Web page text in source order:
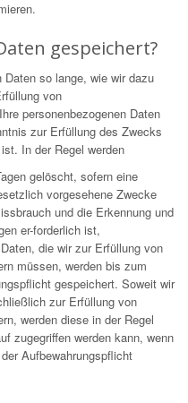
gespeichert?
so lange, wie wir dazu
von
personenbezogenen Daten
zur Erfüllung des Zwecks
In der Regel werden
gelöscht, sofern eine
vorgesehene Zwecke
und die Erkennung und
er-forderlich ist,
die wir zur Erfüllung von
müssen, werden bis zum
gespeichert. Soweit wir
zur Erfüllung von
werden diese in der Regel
zugegriffen werden kann, wenn
Aufbewahrungspflicht